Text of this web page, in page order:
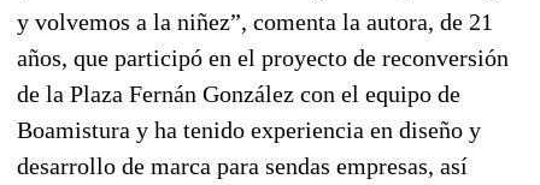
y volvemos a la niñez”, comenta la autora, de 21
años, que participó en el proyecto de reconversión
de la Plaza Fernán González con el equipo de
Boamistura y ha tenido experiencia en diseño y
desarrollo de marca para sendas empresas, así